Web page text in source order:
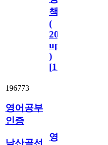
책
(
2023.11.1
update
)
[110
196773
영어공부
인증
남산골선
영